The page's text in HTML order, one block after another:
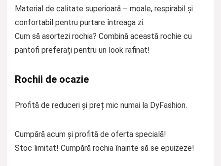
Material de calitate superioară – moale, respirabil și
confortabil pentru purtare întreaga zi.
Cum să asortezi rochia? Combină această rochie cu
pantofi preferați pentru un look rafinat!
Rochii de ocazie
Profită de reduceri și preț mic numai la DyFashion.
Cumpără acum și profită de oferta specială!
Stoc limitat! Cumpără rochia înainte să se epuizeze!